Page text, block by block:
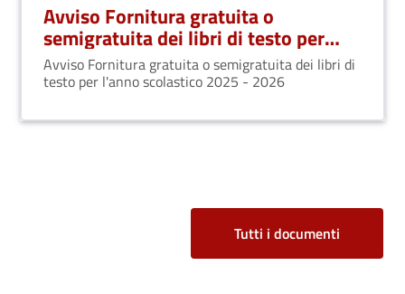
Avviso Fornitura gratuita o
semigratuita dei libri di testo per
l'anno scolastico 2025 - 2026
Avviso Fornitura gratuita o semigratuita dei libri di
testo per l'anno scolastico 2025 - 2026
Tutti i documenti